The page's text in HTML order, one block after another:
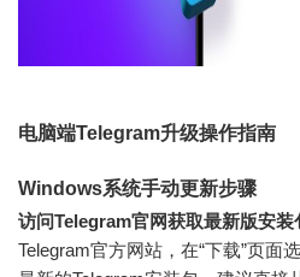
电脑端Telegram升级操作指南
Windows系统手动更新步骤
访问Telegram官网获取最新版安装
Telegram官方网站，在“下载”页面